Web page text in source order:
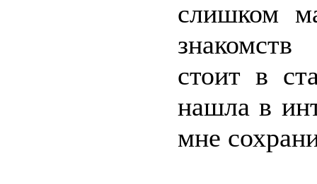
слишком
стоит в
нашла в
мне